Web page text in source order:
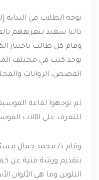
توجه الطلاب في البداية
داليا سعيد بتعريفهم
وقام كل طالب باختيار
يوجد كتب في مختلف
القصص، الروايات
ثم توجهوا لقاعة
للتعرف علي الآلات
وقام د/ محمد جمال
بتقديم ورشة فنية عن
التلوين وما هي الألوان